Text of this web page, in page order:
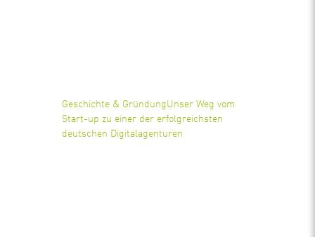
Geschichte & GründungUnser Weg vom
Start-up zu einer der erfolgreichsten
deutschen Digitalagenturen